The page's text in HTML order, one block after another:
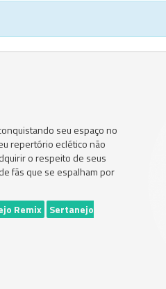
seu espaço no
repertório eclético não
o respeito de seus
fãs que se espalham por
Remix Sertanejo